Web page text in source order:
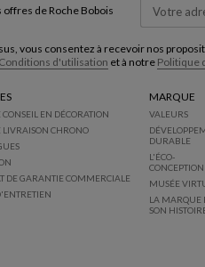
de Roche Bobois
vous consentez à recevoir nos
Conditions d'utilisation et à notre Politique
CONSEIL EN DÉCORATION
LIVRAISON CHRONO
DE GARANTIE COMMERCIALE
MARQUE
VALEURS
DURABLE
L'ÉCO-
CONCEPTION
MUSÉE
LA MARQUE
SON